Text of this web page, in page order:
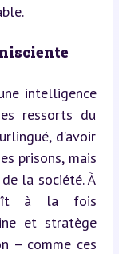
intelligence
ressorts du
d’avoir
prisons, mais
la société. À
à la fois
et stratège
– comme ces